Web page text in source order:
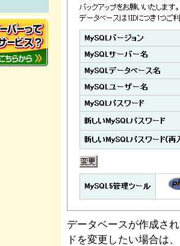
データベースが作成さ
ドを変更したい場合は